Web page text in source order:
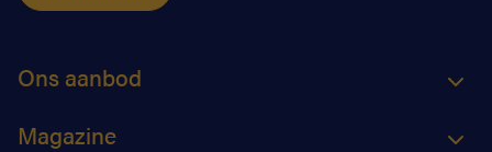
Ons aanbod
Magazine